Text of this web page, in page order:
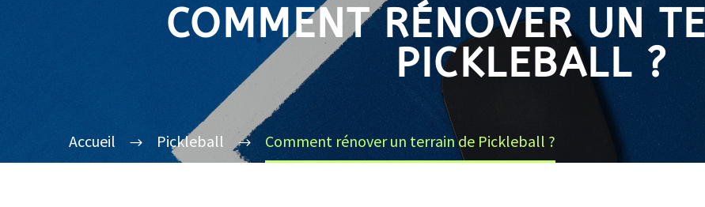
COMMENT RÉNOVER UN
PICKLEBALL ?
Accueil Pickleball Comment rénover un terrain de Pickleball ?